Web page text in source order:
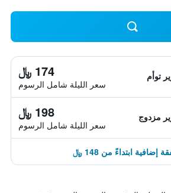
174 ﷼
سعر الليلة شامل الرسوم
198 ﷼
سعر الليلة شامل الرسوم